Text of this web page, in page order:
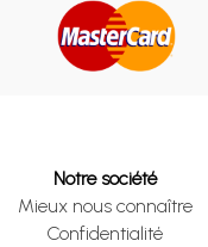
Notre société
Mieux nous connaître
Confidentialité